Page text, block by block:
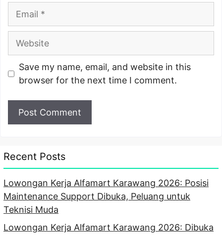
Email
Website
Save my name, email, and website in this
browser for the next time I comment.
Recent Posts
Lowongan Kerja Alfamart Karawang 2026: Posisi
Maintenance Support Dibuka, Peluang untuk
Teknisi Muda
Lowongan Kerja Alfamart Karawang 2026: Dibuka